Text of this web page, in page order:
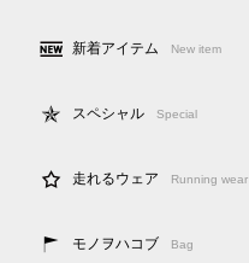
新着アイテム New item
スペシャル Special
走れるウェア Running wear
モノヲハコブ Bag